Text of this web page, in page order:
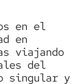
en el
en
viajando
del
singular y